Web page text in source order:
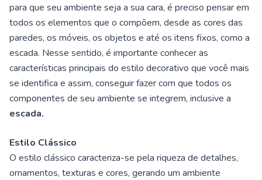
para que seu ambiente seja a sua cara, é preciso pensar em
todos os elementos que o compõem, desde as cores das
paredes, os móveis, os objetos e até os itens fixos, como a
escada. Nesse sentido, é importante conhecer as
características principais do estilo decorativo que você mais
se identifica e assim, conseguir fazer com que todos os
componentes de seu ambiente se integrem, inclusive a
escada.
Estilo Clássico
O estilo clássico caracteriza-se pela riqueza de detalhes,
ornamentos, texturas e cores, gerando um ambiente